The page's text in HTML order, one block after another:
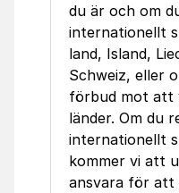
du är och om
internationellt
land, Island,
Schweiz, eller
förbud mot att
länder. Om du
internationellt
kommer vi att
ansvara för att